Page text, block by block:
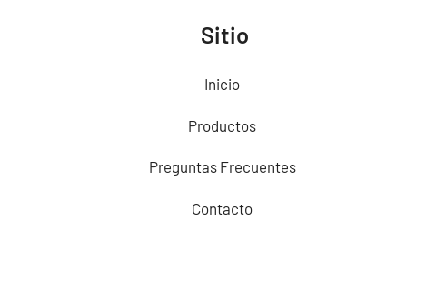
Sitio
Inicio
Productos
Preguntas Frecuentes
Contacto